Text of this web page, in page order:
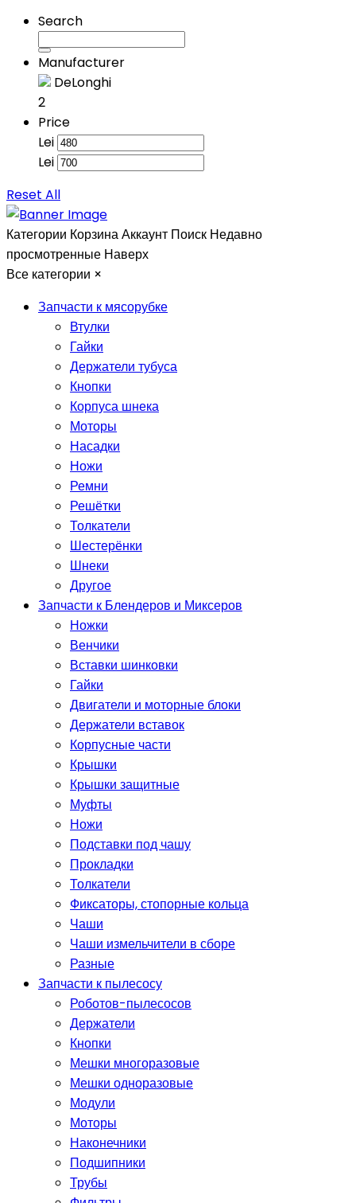
Search
Manufacturer
DeLonghi
2
Price
Lei
Lei
Reset All
Категории КорзинаАккаунт Поиск Недавно
просмотренные Наверх
Все категории ×
Запчасти к мясорубке
Втулки
Гайки
Держатели тубуса
Кнопки
Корпуса шнека
Моторы
Насадки
Ножи
Ремни
Решётки
Толкатели
Шестерёнки
Шнеки
Другое
Запчасти к Блендеров и Миксеров
Ножки
Венчики
Вставки шинковки
Гайки
Двигатели и моторные блоки
Держатели вставок
Корпусные части
Крышки
Крышки защитные
Муфты
Ножи
Подставки под чашу
Прокладки
Толкатели
Фиксаторы, стопорные кольца
Чаши
Чаши измельчители в сборе
Разные
Запчасти к пылесосу
Роботов-пылесосов
Держатели
Кнопки
Мешки многоразовые
Мешки одноразовые
Модули
Моторы
Наконечники
Подшипники
Трубы